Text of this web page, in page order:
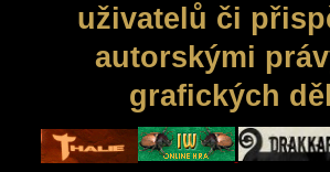
uživatelů či
autorskými
grafických